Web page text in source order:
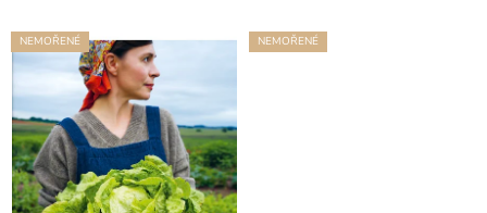
NEMOŘENÉ NEMOŘENÉ